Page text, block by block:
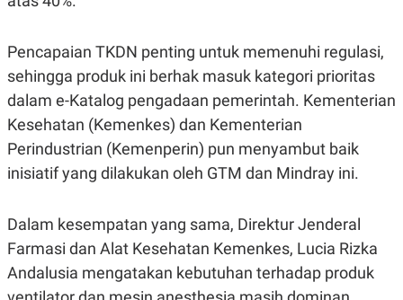
Pencapaian TKDN penting untuk memenuhi regulasi,
sehingga produk ini berhak masuk kategori prioritas
dalam e-Katalog pengadaan pemerintah. Kementerian
Kesehatan (Kemenkes) dan Kementerian
Perindustrian (Kemenperin) pun menyambut baik
inisiatif yang dilakukan oleh GTM dan Mindray ini.
Dalam kesempatan yang sama, Direktur Jenderal
Farmasi dan Alat Kesehatan Kemenkes, Lucia Rizka
Andalusia mengatakan kebutuhan terhadap produk